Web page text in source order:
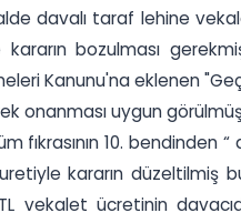
davalı taraf lehine
bozulması
Kanunu'na eklenen
onanması uygun
10. bendinden
kararın düzeltilmiş
vekalet ücretinin